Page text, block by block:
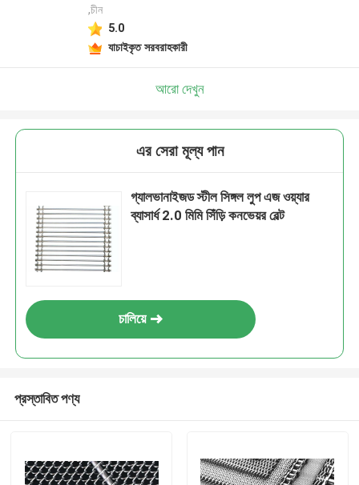
,চীন
5.0
যাচাইকৃত সরবরাহকারী
আরো দেখুন
এর সেরা মূল্য পান
গ্যালভানাইজড স্টীল সিঙ্গল লুপ এজ ওয়্যার
ব্যাসার্ধ 2.0 মিমি সিঁড়ি কনভেয়র বেল্ট
চালিয়ে
প্রস্তাবিত পণ্য